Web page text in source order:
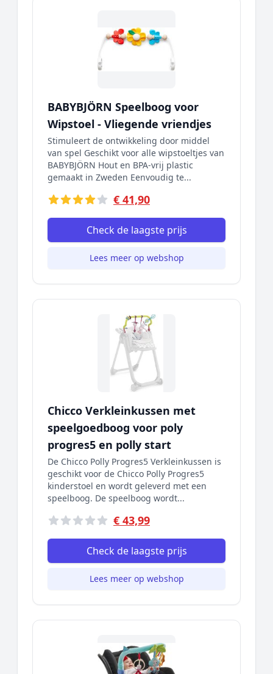
BABYBJÖRN Speelboog voor
Wipstoel - Vliegende vriendjes
Stimuleert de ontwikkeling door middel
van spel Geschikt voor alle wipstoeltjes van
BABYBJÖRN Hout en BPA-vrij plastic
gemaakt in Zweden Eenvoudig te...
€ 41,90
Check de laagste prijs
Lees meer op webshop
Chicco Verkleinkussen met
speelgoedboog voor poly
progres5 en polly start
De Chicco Polly Progres5 Verkleinkussen is
geschikt voor de Chicco Polly Progres5
kinderstoel en wordt geleverd met een
speelboog. De speelboog wordt...
€ 43,99
Check de laagste prijs
Lees meer op webshop